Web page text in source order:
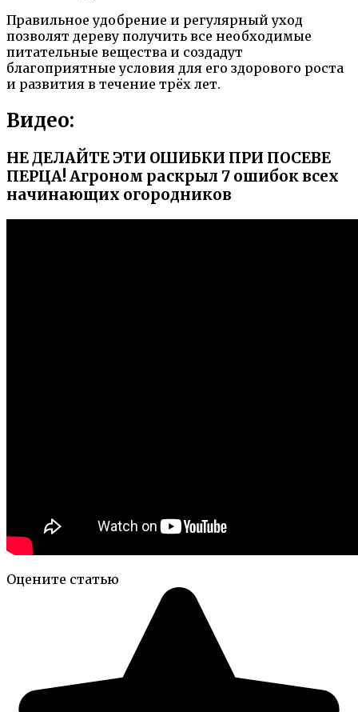
Правильное удобрение и регулярный уход
позволят дереву получить все необходимые
питательные вещества и создадут
благоприятные условия для его здорового роста
и развития в течение трёх лет.
Видео:
НЕ ДЕЛАЙТЕ ЭТИ ОШИБКИ ПРИ ПОСЕВЕ
ПЕРЦА! Агроном раскрыл 7 ошибок всех
начинающих огородников
Оцените статью